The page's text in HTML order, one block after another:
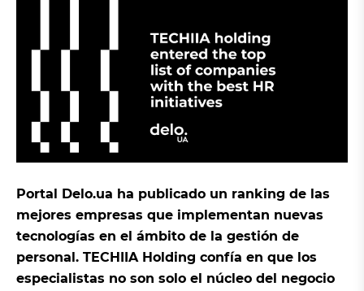
Portal Delo.ua ha publicado un ranking de las
mejores empresas que implementan nuevas
tecnologías en el ámbito de la gestión de
personal. TECHIIA Holding confía en que los
especialistas no son solo el núcleo del negocio